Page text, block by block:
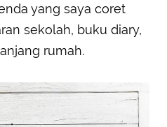
yang saya coret
sekolah, buku diary,
rumah.